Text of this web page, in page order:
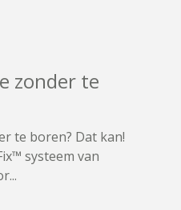
zonder te
te boren? Dat kan!
systeem van